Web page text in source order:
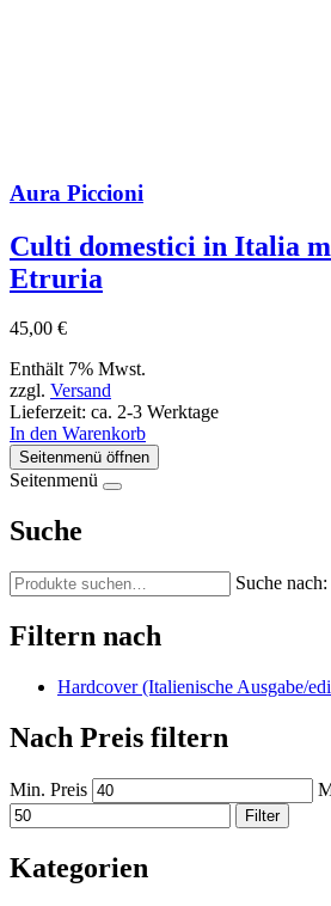
Aura Piccioni
Culti domestici in Italia
Etruria
45,00 €
Enthält 7% Mwst.
zzgl. Versand
Lieferzeit: ca. 2-3 Werktage
In den Warenkorb
Seitenmenü öffnen
Seitenmenü
Suche
Suche nach:
Filtern nach
Hardcover (Italienische Ausgabe/
Nach Preis filtern
Min. Preis
Filter
Kategorien